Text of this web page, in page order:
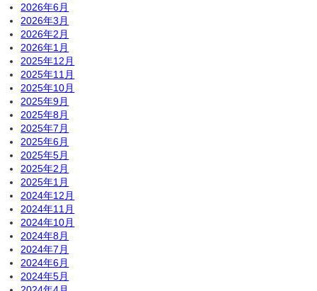
2026年6月
2026年3月
2026年2月
2026年1月
2025年12月
2025年11月
2025年10月
2025年9月
2025年8月
2025年7月
2025年6月
2025年5月
2025年2月
2025年1月
2024年12月
2024年11月
2024年10月
2024年8月
2024年7月
2024年6月
2024年5月